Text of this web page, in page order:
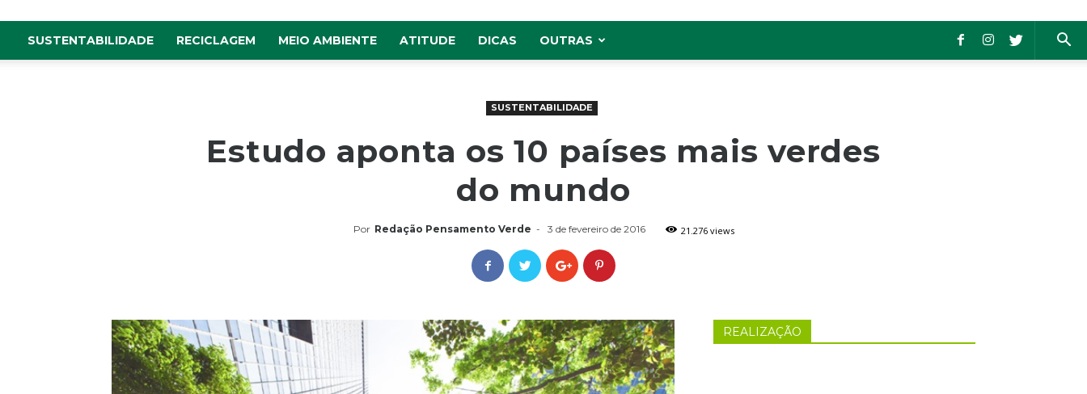
SUSTENTABILIDADE RECICLAGEM MEIO AMBIENTE ATITUDE DICAS OUTRAS
SUSTENTABILIDADE
Estudo aponta os 10 países mais verdes
do mundo
Por Redação Pensamento Verde - 3 de fevereiro de 2016 21.276 views
REALIZAÇÃO